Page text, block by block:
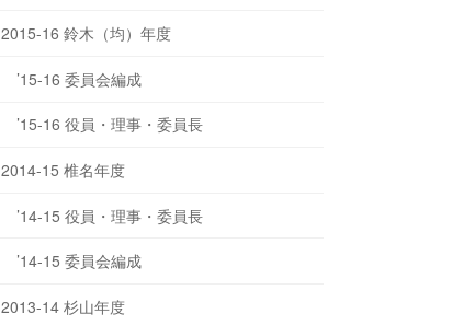
2015-16 鈴木（均）年度
’15-16 委員会編成
’15-16 役員・理事・委員長
2014-15 椎名年度
’14-15 役員・理事・委員長
’14-15 委員会編成
2013-14 杉山年度